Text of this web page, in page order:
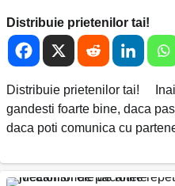
Distribuie prietenilor tai!
Distribuie prietenilor tai!
gandesti foarte bine, daca
daca poti comunica cu